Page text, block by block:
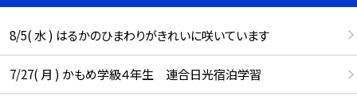
8/5( 水 ) はるかのひまわりがきれいに咲いています
7/27( 月 ) かもめ学級４年生 連合日光宿泊学習